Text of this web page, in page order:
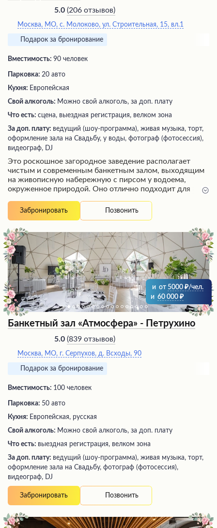
5.0 (206 отзывов)
Москва, МО, с. Молоково, ул. Строительная, 15, вл.1
Подарок за бронирование
Вместимость: 90 человек
Парковка: 20 авто
Кухня: Европейская
Свой алкоголь: Можно свой алкоголь, за доп. плату
Что есть: сцена, выездная регистрация, велком зона
За доп. плату: ведущий (шоу-программа), живая музыка, торт,
оформление зала на Свадьбу, у воды, фотограф (фотосессия),
видеограф, DJ
Это роскошное загородное заведение располагает
чистым и современным банкетным залом, выходящим
на живописную набережную с пирсом у водоема,
окруженное природой. Оно отлично подходит для
вкусной авторской кухне, в том числе изысканным
блюдам вроде баклажанов в карамельном соусе,
и ухоженной территории, создающей атмосферу уюта
и праздника.
Забронировать Позвонить
и от 5000
/чел.
и 60 000
Банкетный зал «Атмосфера» - Петрухино
5.0 (839 отзывов)
Москва, МО, г. Серпухов, д. Всходы, 90
Подарок за бронирование
Вместимость: 100 человек
Парковка: 50 авто
Кухня: Европейская, русская
Свой алкоголь: Можно свой алкоголь, за доп. плату
Что есть: выездная регистрация, велком зона
За доп. плату: ведущий (шоу-программа), живая музыка, торт,
оформление зала на Свадьбу, фотограф (фотосессия),
видеограф, DJ
Забронировать Позвонить